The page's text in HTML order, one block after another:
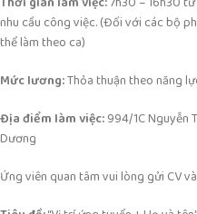
nhu cầu công việc. (Đối với các bộ
thể làm theo ca)
Mức lương:Thỏa thuận theo năng
Địa điểm làm việc:994/1C Nguyễn
Dương
Ứng viên quan tâm vui lòng gửi CV